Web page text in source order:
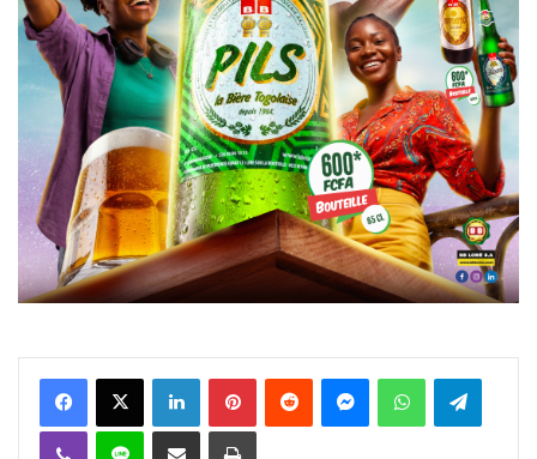
FacebookX Linkedin PinterestReddit MessengerWhatsAppTelegram
Viber Ligne Partager par email Imprimer